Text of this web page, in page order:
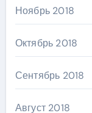
Ноябрь 2018
Октябрь 2018
Сентябрь 2018
Август 2018